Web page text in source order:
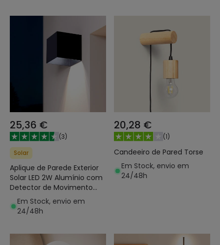
25,36 €
(3)
Solar
Aplique de Parede Exterior
Solar LED 2W Alumínio com
Detector de Movimento
Radar Eros
Em Stock, envio em
24/48h
20,28 €
(1)
Candeeiro de Pared Torse
Em Stock, envio em
24/48h